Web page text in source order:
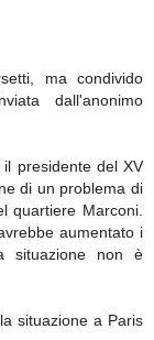
ma condivido
dall'anonimo
presidente del XV
di un problema di
quartiere Marconi.
aumentato i
situazione non è
situazione a Paris